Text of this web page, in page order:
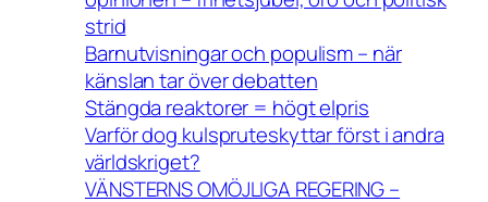
strid
Barnutvisningar och populism – när
känslan tar över debatten
Stängda reaktorer = högt elpris
Varför dog kulspruteskyttar först i andra
världskriget?
VÄNSTERNS OMÖJLIGA REGERING –